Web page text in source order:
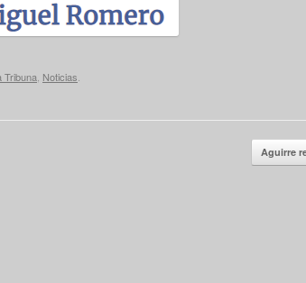
Tribuna, Noticias.
Aguirre